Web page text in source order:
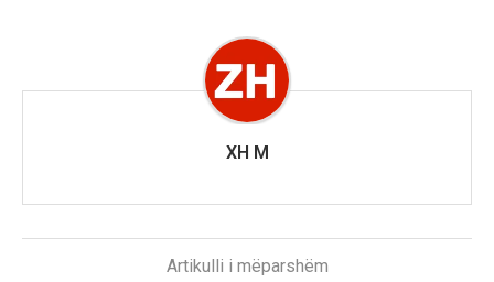
XH M
Artikulli i mëparshëm